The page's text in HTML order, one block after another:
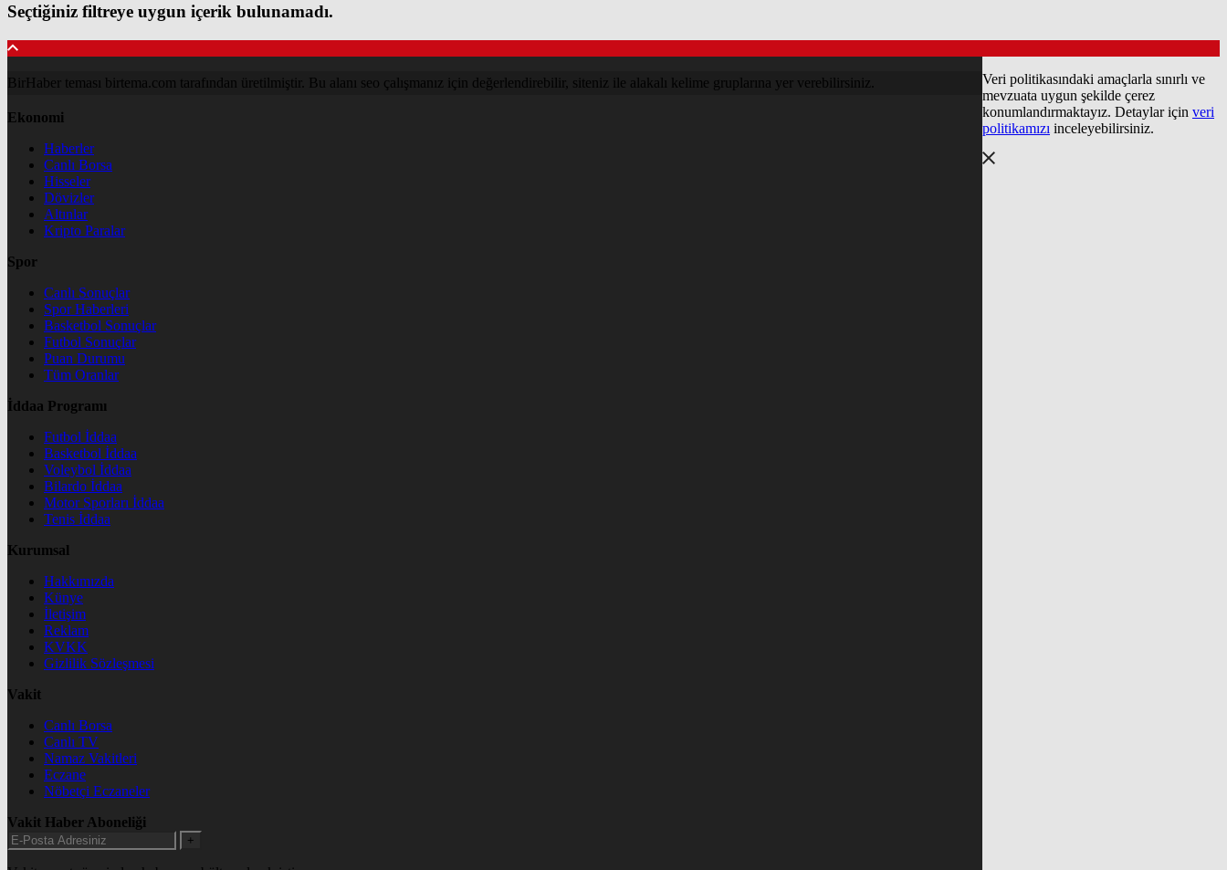
Seçtiğiniz filtreye uygun içerik bulunamadı.
BirHaber teması birtema.com tarafından üretilmiştir. Bu alanı seo çalışmanız için değerlendirebilir, siteniz ile alakalı kelime gruplarına yer verebilirsiniz.
Ekonomi
Haberler
Canlı Borsa
Hisseler
Dövizler
Altınlar
Kripto Paralar
Spor
Canlı Sonuçlar
Spor Haberleri
Basketbol Sonuçlar
Futbol Sonuçlar
Puan Durumu
Tüm Oranlar
İddaa Programı
Futbol İddaa
Basketbol İddaa
Voleybol İddaa
Bilardo İddaa
Motor Sporları İddaa
Tenis İddaa
Kurumsal
Hakkımızda
Künye
İletişim
Reklam
KVKK
Gizlilik Sözleşmesi
Vakit
Canlı Borsa
Canlı TV
Namaz Vakitleri
Eczane
Nöbetçi Eczaneler
Vakit Haber Aboneliği
+
Veri politikasındaki amaçlarla sınırlı ve
mevzuata uygun şekilde çerez
konumlandırmaktayız. Detaylar için veri
politikamızı inceleyebilirsiniz.